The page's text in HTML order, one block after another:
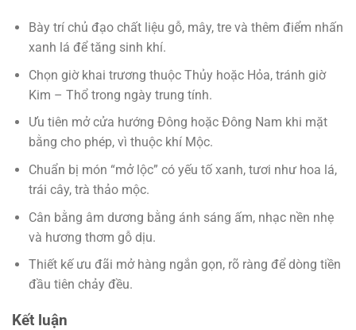
Bày trí chủ đạo chất liệu gỗ, mây, tre và thêm điểm nhấn
xanh lá để tăng sinh khí.
Chọn giờ khai trương thuộc Thủy hoặc Hỏa, tránh giờ
Kim – Thổ trong ngày trung tính.
Ưu tiên mở cửa hướng Đông hoặc Đông Nam khi mặt
bằng cho phép, vì thuộc khí Mộc.
Chuẩn bị món “mở lộc” có yếu tố xanh, tươi như hoa lá,
trái cây, trà thảo mộc.
Cân bằng âm dương bằng ánh sáng ấm, nhạc nền nhẹ
và hương thơm gỗ dịu.
Thiết kế ưu đãi mở hàng ngắn gọn, rõ ràng để dòng tiền
đầu tiên chảy đều.
Kết luận